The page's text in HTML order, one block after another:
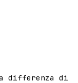
a differenza di